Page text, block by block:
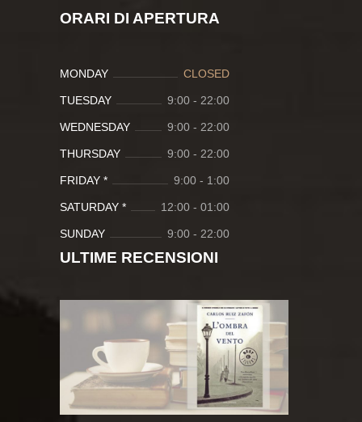
ORARI DI APERTURA
MONDAY CLOSED
TUESDAY 9:00 - 22:00
WEDNESDAY 9:00 - 22:00
THURSDAY 9:00 - 22:00
FRIDAY * 9:00 - 1:00
SATURDAY * 12:00 - 01:00
SUNDAY 9:00 - 22:00
ULTIME RECENSIONI